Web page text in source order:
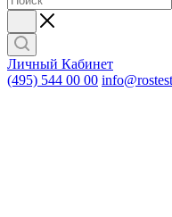
Личный Кабинет
(495) 544 00 00